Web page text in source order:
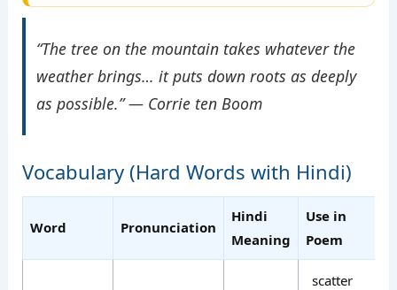
“The tree on the mountain takes whatever the
weather brings… it puts down roots as deeply
as possible.” — Corrie ten Boom
Vocabulary (Hard Words with Hindi)
Word Pronunciation
Hindi
Meaning
Use in
Poem
scatter